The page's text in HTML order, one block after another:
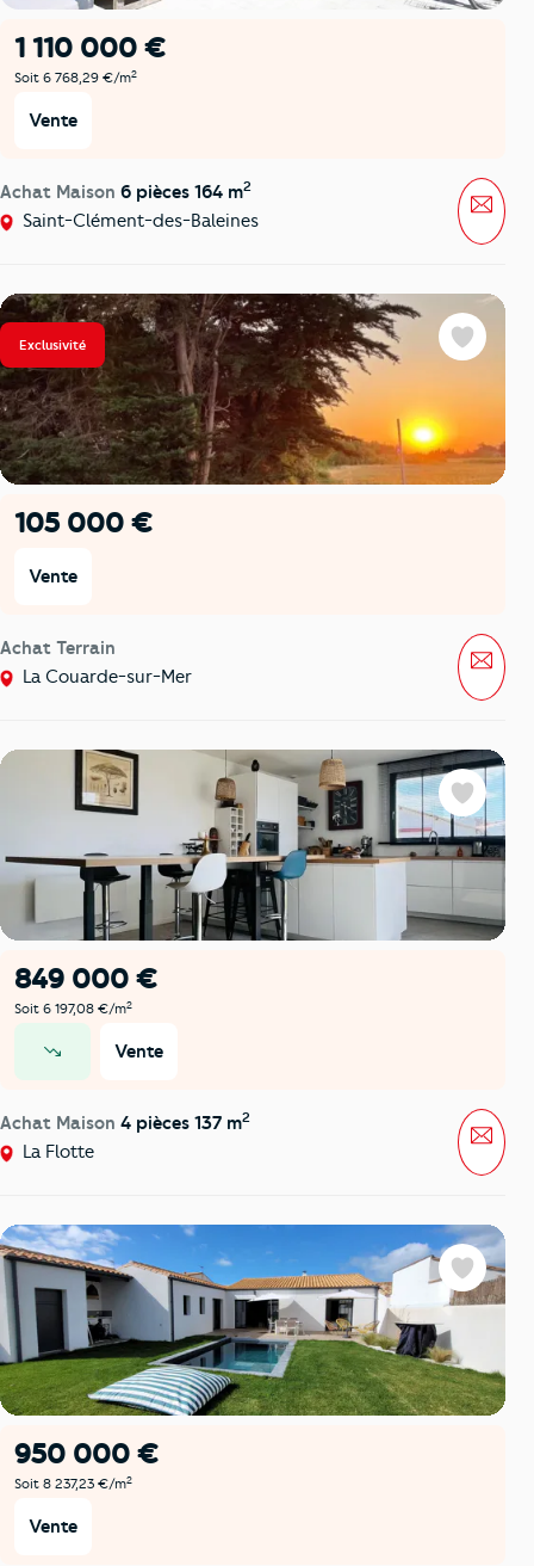
1 110 000 €
Soit 6 768,29 €/m2
Vente
Achat Maison 6 pièces 164 m2
Saint-Clément-des-Baleines
Exclusivité
105 000 €
Vente
Achat Terrain
La Couarde-sur-Mer
Favoris
849 000 €
Soit 6 197,08 €/m2
Vente
Achat Maison 4 pièces 137 m2
La Flotte
Favoris
950 000 €
Soit 8 237,23 €/m2
Vente
Favoris